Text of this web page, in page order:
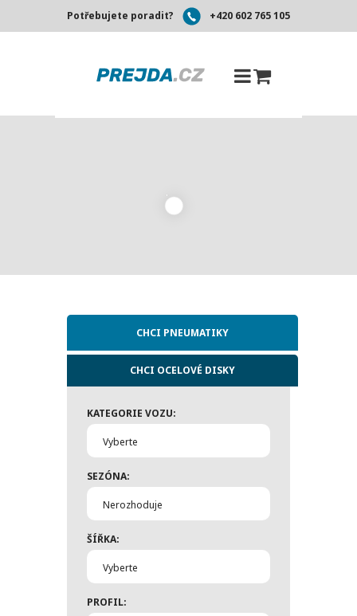
Potřebujete poradit? +420 602 765 105
CHCI PNEUMATIKY
CHCI OCELOVÉ DISKY
KATEGORIE VOZU:
Vyberte
SEZÓNA:
Nerozhoduje
ŠÍŘKA:
Vyberte
PROFIL: